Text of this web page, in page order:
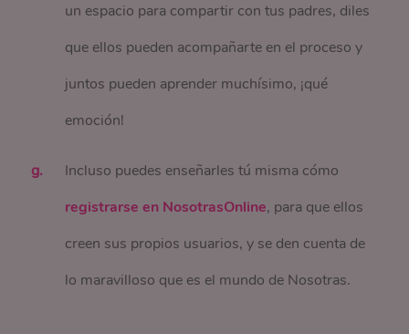
un espacio para compartir con tus padres, diles
que ellos pueden acompañarte en el proceso y
juntos pueden aprender muchísimo, ¡qué
emoción!
Incluso puedes enseñarles tú misma cómo
registrarse en NosotrasOnline, para que ellos
creen sus propios usuarios, y se den cuenta de
lo maravilloso que es el mundo de Nosotras.